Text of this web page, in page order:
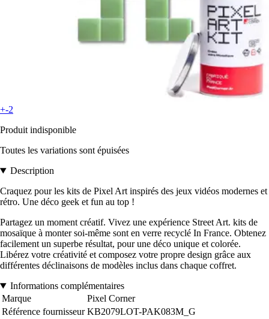
+-2
Produit indisponible
Toutes les variations sont épuisées
Description
Craquez pour les kits de Pixel Art inspirés des jeux vidéos modernes et
rétro. Une déco geek et fun au top !
Partagez un moment créatif. Vivez une expérience Street Art. kits de
mosaïque à monter soi-même sont en verre recyclé In France. Obtenez
facilement un superbe résultat, pour une déco unique et colorée.
Libérez votre créativité et composez votre propre design grâce aux
différentes déclinaisons de modèles inclus dans chaque coffret.
Informations complémentaires
Marque
Pixel Corner
Référence fournisseur KB2079LOT-PAK083M_G